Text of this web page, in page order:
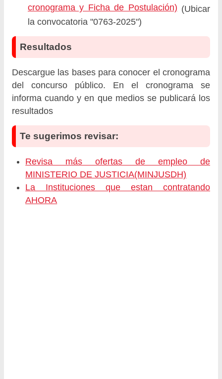
cronograma y Ficha de Postulación)(Ubicar
la convocatoria "0763-2025")
Resultados
Descargue las bases para conocer el cronograma
del concurso público. En el cronograma se
informa cuando y en que medios se publicará los
resultados
Te sugerimos revisar:
Revisa más ofertas de empleo de
MINISTERIO DE JUSTICIA(MINJUSDH)
La Instituciones que estan contratando
AHORA